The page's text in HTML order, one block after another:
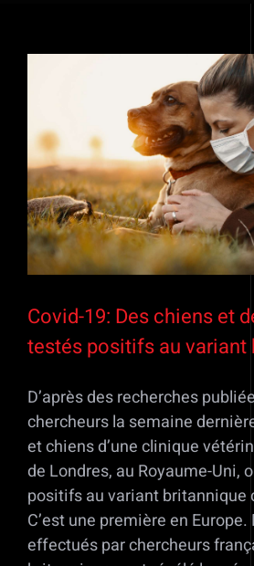
Covid-19: Des chiens et
testés positifs au variant
D’après des recherches
chercheurs la semaine
et chiens d’une clinique
de Londres, au Royaume-Uni,
positifs au variant britannique
C’est une première en
effectués par chercheurs